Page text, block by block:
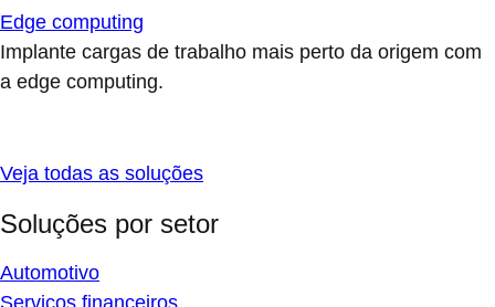
Edge computing
Implante cargas de trabalho mais perto da origem com
a edge computing.
Veja todas as soluções
Soluções por setor
Automotivo
Serviços financeiros